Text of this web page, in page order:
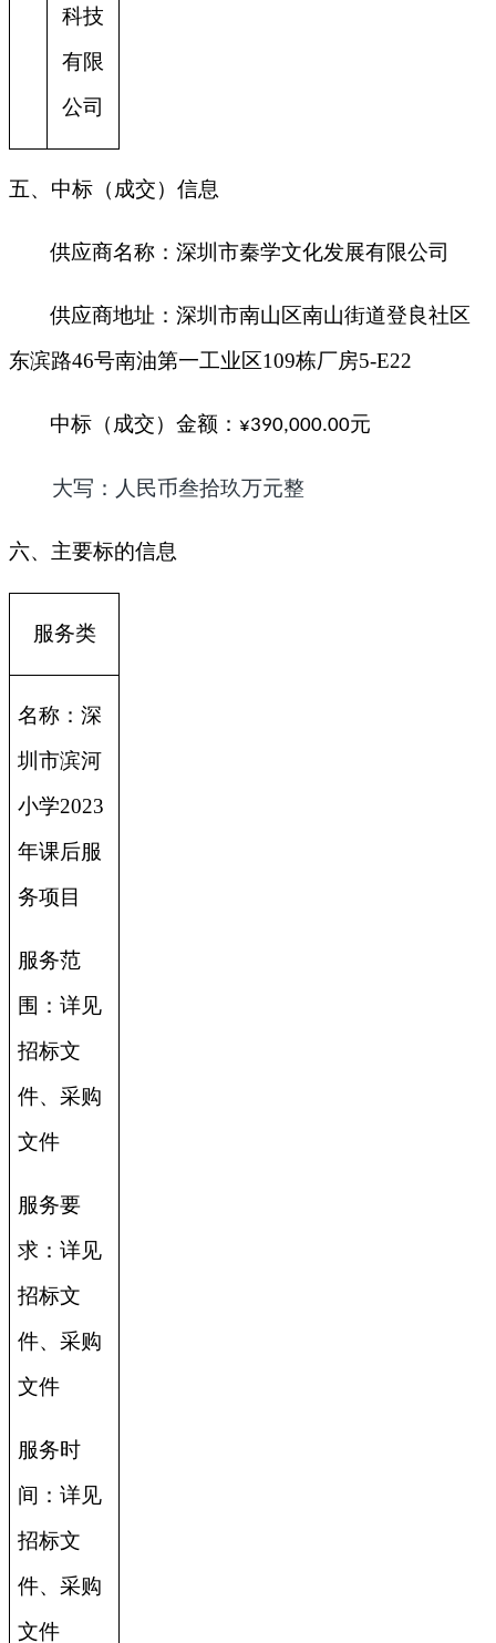
科技
有限
公司
五、中标（成交）信息
供应商名称： 深圳市秦学文化发展有限公司
供应商地址：深圳市南山区南山街道登良社区
东滨路46号南油第一工业区109栋厂房5-E22
中标（成交）金额： ¥390,000.00元
大写：人民币叁拾玖万元整
六、主要标的信息
服务类
名称：深
圳市滨河
小学2023
年课后服
务项目
服务范
围：详见
招标文
件、采购
文件
服务要
求：详见
招标文
件、采购
文件
服务时
间：详见
招标文
件、采购
文件